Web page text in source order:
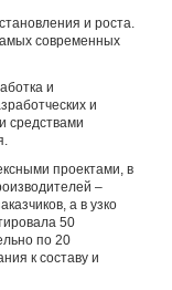
и роста.
современных
и
и
средствами
проектами, в
–
а в узко
50
по 20
к составу и